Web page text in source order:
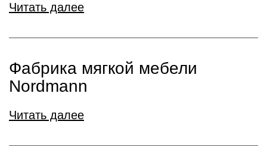
Читать далее
Фабрика мягкой мебели
Nordmann
Читать далее